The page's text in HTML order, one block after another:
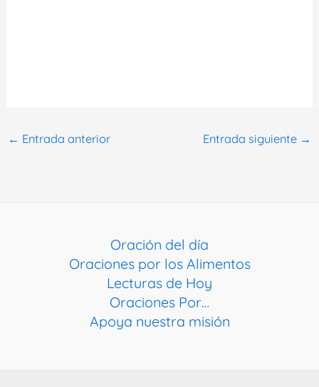
← Entrada anterior Entrada siguiente →
Oración del día
Oraciones por los Alimentos
Lecturas de Hoy
Oraciones Por…
Apoya nuestra misión